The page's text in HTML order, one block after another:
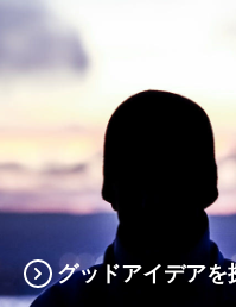
グッドアイデアを